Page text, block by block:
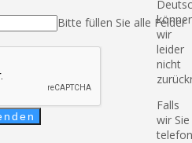
wir
leider
nicht
Falls
wir Sie
Bitte füllen Sie alle Felder